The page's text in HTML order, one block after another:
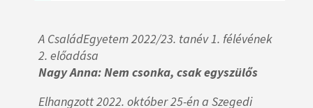
A CsaládEgyetem 2022/23. tanév 1. félévének
2. előadása
Nagy Anna: Nem csonka, csak egyszülős
Elhangzott 2022. október 25-én a Szegedi